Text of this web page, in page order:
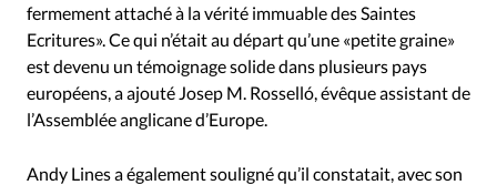
fermement attaché à la vérité immuable des Saintes
Ecritures». Ce qui n’était au départ qu’une «petite graine»
est devenu un témoignage solide dans plusieurs pays
européens, a ajouté Josep M. Rosselló, évêque assistant de
l’Assemblée anglicane d’Europe.
Andy Lines a également souligné qu’il constatait, avec son